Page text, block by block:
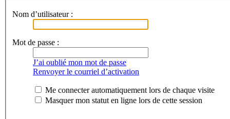
Nom d’utilisateur :
Mot de passe :
J’ai oublié mon mot de passe
Renvoyer le courriel d’activation
Me connecter automatiquement lors de chaque visite
Masquer mon statut en ligne lors de cette session